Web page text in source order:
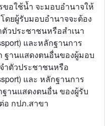
ขอใช้น้ำ จะมอบอำนาจให้
ดยผู้รับมอบอำนาจจะต้อง
วประชาชนหรือสำเนา
และหลักฐานการ
ฐานแสดงตนอื่นของผู้มอบ
ำตัวประชาชนหรือ
และ หลักฐานการ
านแสดงตนอื่น ของผู้รับ
อ กปภ.สาขา